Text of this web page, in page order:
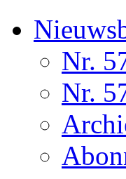
Nr.
Nr.